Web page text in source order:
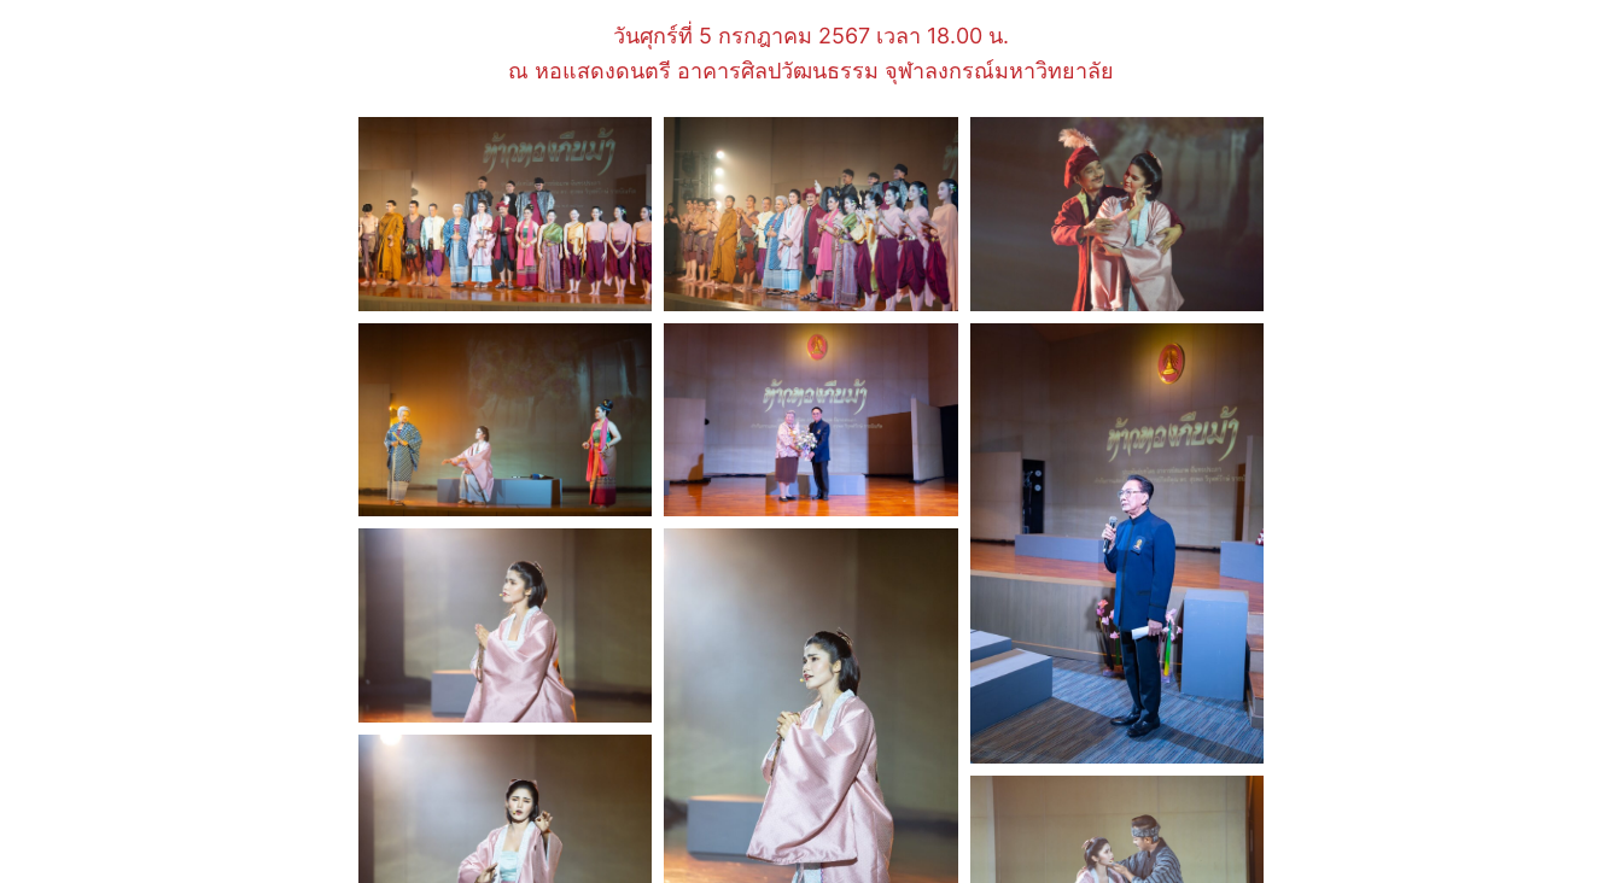
วันศุกร์ที่ 5 กรกฎาคม 2567 เวลา 18.00 น.
ณ หอแสดงดนตรี อาคารศิลปวัฒนธรรม จุฬาลงกรณ์มหาวิทยาลัย